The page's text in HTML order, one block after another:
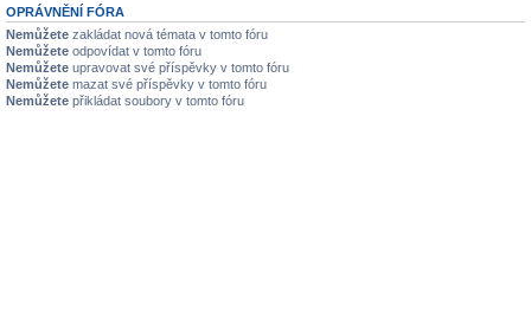
OPRÁVNĚNÍ FÓRA
Nemůžete zakládat nová témata v tomto fóru
Nemůžete odpovídat v tomto fóru
Nemůžete upravovat své příspěvky v tomto fóru
Nemůžete mazat své příspěvky v tomto fóru
Nemůžete přikládat soubory v tomto fóru